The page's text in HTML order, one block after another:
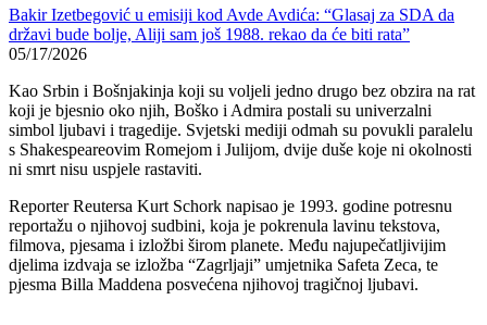
Bakir Izetbegović u emisiji kod Avde Avdića: “Glasaj za SDA da
državi bude bolje, Aliji sam još 1988. rekao da će biti rata”
05/17/2026
Kao Srbin i Bošnjakinja koji su voljeli jedno drugo bez obzira na rat
koji je bjesnio oko njih, Boško i Admira postali su univerzalni
simbol ljubavi i tragedije. Svjetski mediji odmah su povukli paralelu
s Shakespeareovim Romejom i Julijom, dvije duše koje ni okolnosti
ni smrt nisu uspjele rastaviti.
Reporter Reutersa Kurt Schork napisao je 1993. godine potresnu
reportažu o njihovoj sudbini, koja je pokrenula lavinu tekstova,
filmova, pjesama i izložbi širom planete. Među najupečatljivijim
djelima izdvaja se izložba “Zagrljaji” umjetnika Safeta Zeca, te
pjesma Billa Maddena posvećena njihovoj tragičnoj ljubavi.